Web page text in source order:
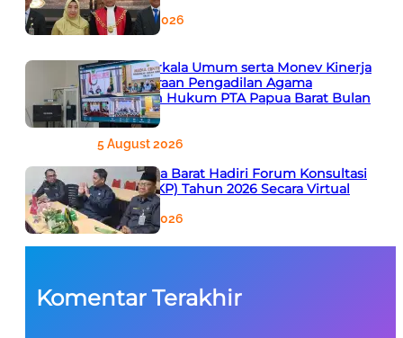
6 August 2026
Rapat Berkala Umum serta Monev Kinerja
Kepaniteraan Pengadilan Agama
Sewilayah Hukum PTA Papua Barat Bulan
Agustus
5 August 2026
PTA Papua Barat Hadiri Forum Konsultasi
Publik (FKP) Tahun 2026 Secara Virtual
5 August 2026
Komentar Terakhir